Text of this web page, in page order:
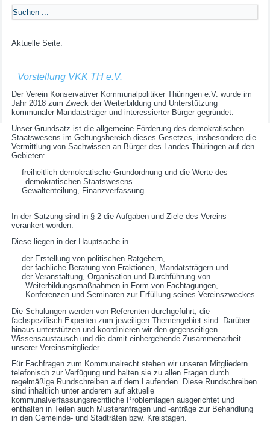
Aktuelle Seite:
Vorstellung VKK TH e.V.
Der Verein Konservativer Kommunalpolitiker Thüringen e.V. wurde im
Jahr 2018 zum Zweck der Weiterbildung und Unterstützung
kommunaler Mandatsträger und interessierter Bürger gegründet.
Unser Grundsatz ist die allgemeine Förderung des demokratischen
Staatswesens im Geltungsbereich dieses Gesetzes, insbesondere die
Vermittlung von Sachwissen an Bürger des Landes Thüringen auf den
Gebieten:
freiheitlich demokratische Grundordnung und die Werte des
demokratischen Staatswesens
Gewaltenteilung, Finanzverfassung
In der Satzung sind in § 2 die Aufgaben und Ziele des Vereins
verankert worden.
Diese liegen in der Hauptsache in
der Erstellung von politischen Ratgebern,
der fachliche Beratung von Fraktionen, Mandatsträgern und
der Veranstaltung, Organisation und Durchführung von
Weiterbildungsmaßnahmen in Form von Fachtagungen,
Konferenzen und Seminaren zur Erfüllung seines Vereinszweckes
Die Schulungen werden von Referenten durchgeführt, die
fachspezifisch Experten zum jeweiligen Themengebiet sind. Darüber
hinaus unterstützen und koordinieren wir den gegenseitigen
Wissensaustausch und die damit einhergehende Zusammenarbeit
unserer Vereinsmitglieder.
Für Fachfragen zum Kommunalrecht stehen wir unseren Mitgliedern
telefonisch zur Verfügung und halten sie zu allen Fragen durch
regelmäßige Rundschreiben auf dem Laufenden. Diese Rundschreiben
sind inhaltlich unter anderem auf aktuelle
kommunalverfassungsrechtliche Problemlagen ausgerichtet und
enthalten in Teilen auch Musteranfragen und -anträge zur Behandlung
in den Gemeinde- und Stadträten bzw. Kreistagen.